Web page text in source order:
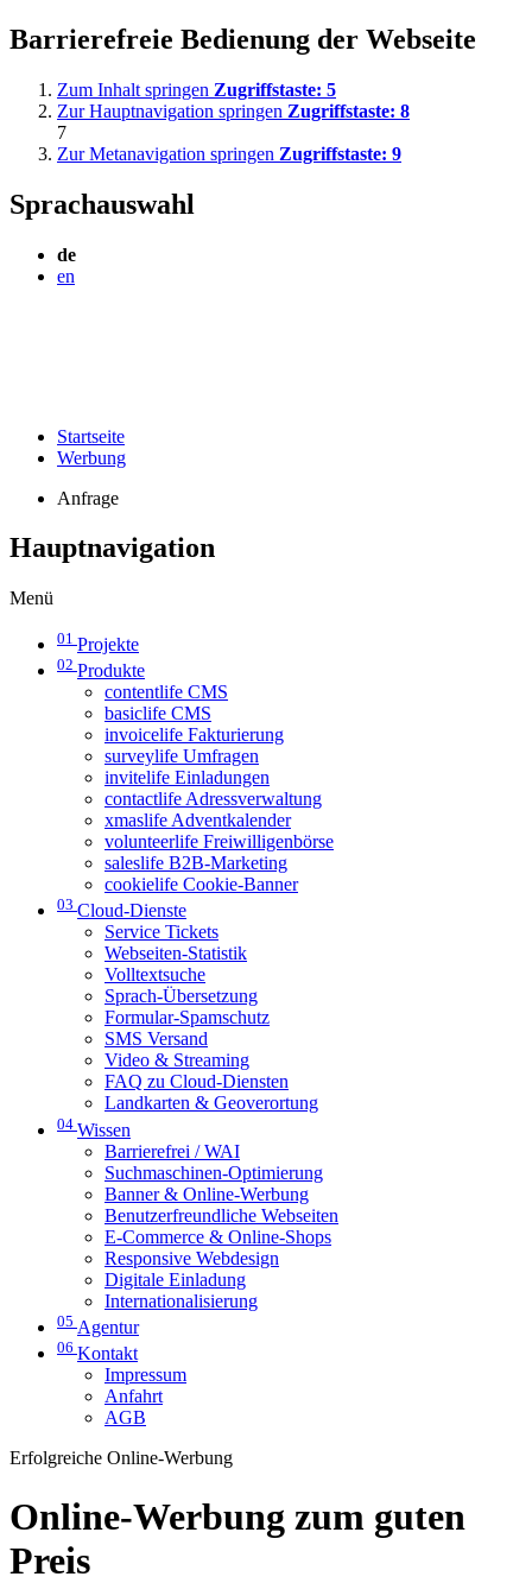
Barrierefreie Bedienung der Webseite
Zum Inhalt springen Zugriffstaste: 5
Zur Hauptnavigation springen Zugriffstaste: 8
7
Zur Metanavigation springen Zugriffstaste: 9
Sprachauswahl
de
en
Startseite
Werbung
Anfrage
Hauptnavigation
Menü
01 Projekte
02 Produkte
contentlife CMS
basiclife CMS
invoicelife Fakturierung
surveylife Umfragen
invitelife Einladungen
contactlife Adressverwaltung
xmaslife Adventkalender
volunteerlife Freiwilligenbörse
saleslife B2B-Marketing
cookielife Cookie-Banner
03 Cloud-Dienste
Service Tickets
Webseiten-Statistik
Volltextsuche
Sprach-Übersetzung
Formular-Spamschutz
SMS Versand
Video & Streaming
FAQ zu Cloud-Diensten
Landkarten & Geoverortung
04 Wissen
Barrierefrei / WAI
Suchmaschinen-Optimierung
Banner & Online-Werbung
Benutzerfreundliche Webseiten
E-Commerce & Online-Shops
Responsive Webdesign
Digitale Einladung
Internationalisierung
05 Agentur
06 Kontakt
Impressum
Anfahrt
AGB
Erfolgreiche Online-Werbung
Online-Werbung zum guten
Preis